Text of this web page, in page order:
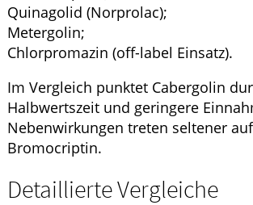
Quinagolid (Norprolac);
Metergolin;
Chlorpromazin (off-label Einsatz).
Im Vergleich punktet Cabergolin
Halbwertszeit und geringere
Nebenwirkungen treten seltener
Bromocriptin.
Detaillierte Vergleiche